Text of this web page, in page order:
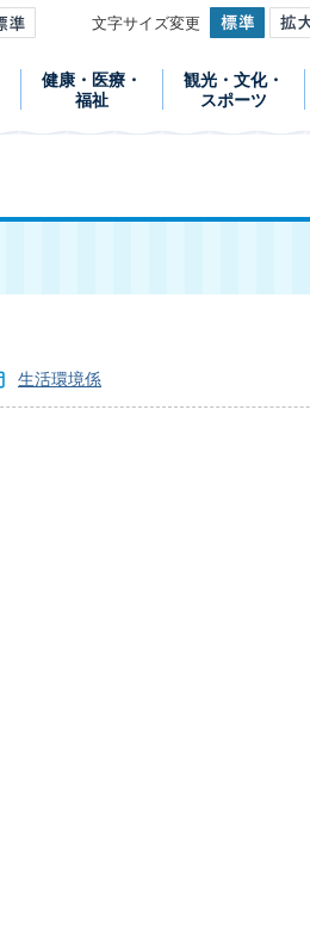
文字サイズ変更
健康・医療・
福祉
観光・文化・
スポーツ
生活環境係